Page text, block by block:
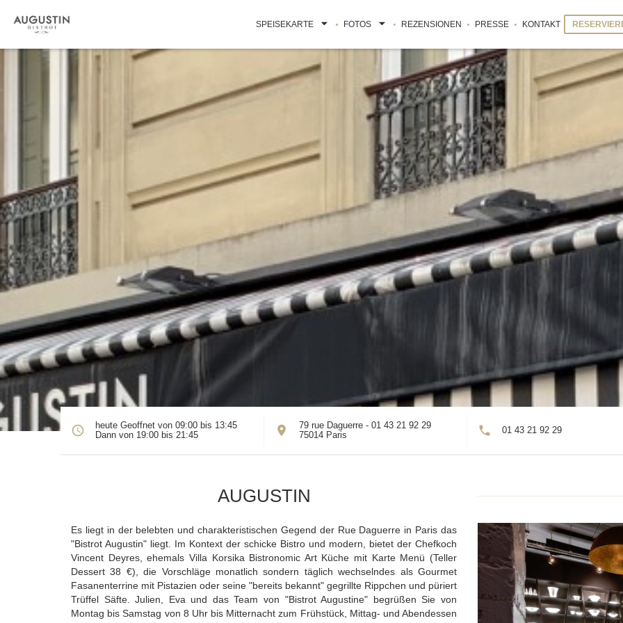
SPEISEKARTE FOTOS REZENSIONEN PRESSE KONTAKT
heute Geoffnet von 09:00 bis 13:45
Dann von 19:00 bis 21:45
79 rue Daguerre - 01 43 21 92 29
75014 Paris((öffnet ein neues Fenster)) 01 43 21 92 29
AUGUSTIN
Es liegt in der belebten und charakteristischen Gegend der Rue Daguerre in Paris das
"Bistrot Augustin" liegt. Im Kontext der schicke Bistro und modern, bietet der Chefkoch
Vincent Deyres, ehemals Villa Korsika Bistronomic Art Küche mit Karte Menü (Teller
Dessert 38 €), die Vorschläge monatlich sondern täglich wechselndes als Gourmet
Fasanenterrine mit Pistazien oder seine "bereits bekannt" gegrillte Rippchen und püriert
Trüffel Säfte. Julien, Eva und das Team von "Bistrot Augustine" begrüßen Sie von
Montag bis Samstag von 8 Uhr bis Mitternacht zum Frühstück, Mittag- und Abendessen